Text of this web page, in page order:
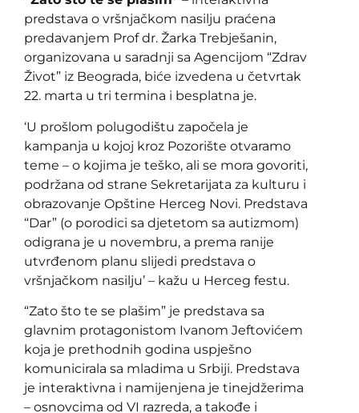
predstava o vršnjačkom nasilju praćena
predavanjem Prof dr. Žarka Trebješanin,
organizovana u saradnji sa Agencijom “Zdrav
Život” iz Beograda, biće izvedena u četvrtak
22. marta u tri termina i besplatna je.
‘U prošlom polugodištu započela je
kampanja u kojoj kroz Pozorište otvaramo
teme – o kojima je teško, ali se mora govoriti,
podržana od strane Sekretarijata za kulturu i
obrazovanje Opštine Herceg Novi. Predstava
“Dar” (o porodici sa djetetom sa autizmom)
odigrana je u novembru, a prema ranije
utvrđenom planu slijedi predstava o
vršnjačkom nasilju’ – kažu u Herceg festu.
“Zato što te se plašim” je predstava sa
glavnim protagonistom Ivanom Jeftovićem
koja je prethodnih godina uspješno
komunicirala sa mladima u Srbiji. Predstava
je interaktivna i namijenjena je tinejdžerima
– osnovcima od VI razreda, a takođe i